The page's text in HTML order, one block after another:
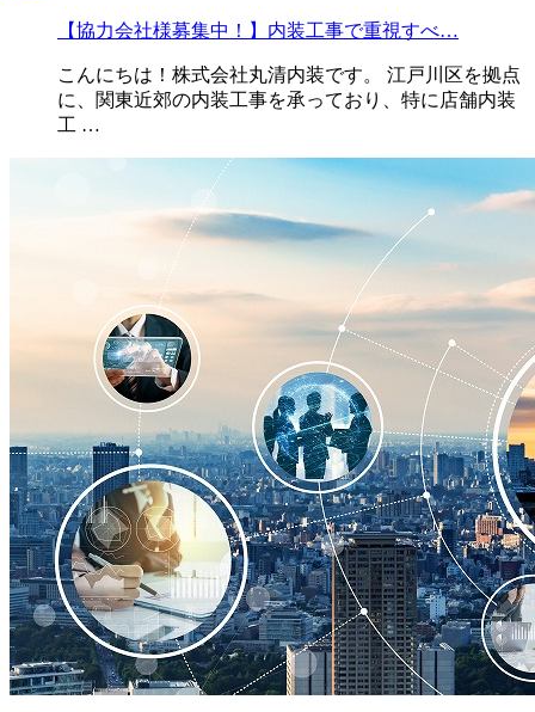
【協力会社様募集中！】内装工事で重視すべ…
こんにちは！株式会社丸清内装です。 江戸川区を拠点
に、関東近郊の内装工事を承っており、特に店舗内装
工 …